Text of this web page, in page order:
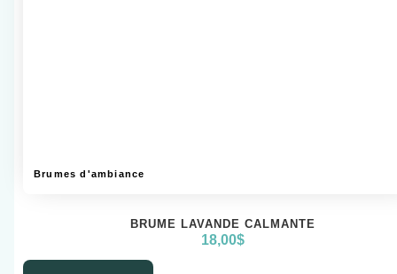
Brumes d'ambiance
BRUME LAVANDE CALMANTE
18,00$